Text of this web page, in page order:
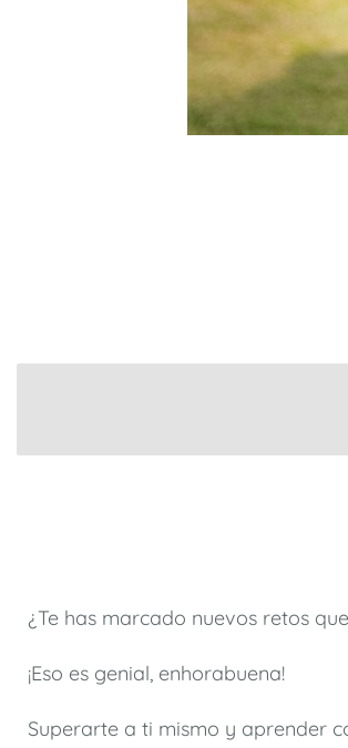
¿Te has marcado nuevos retos
¡Eso es genial, enhorabuena!
Superarte a ti mismo y aprender